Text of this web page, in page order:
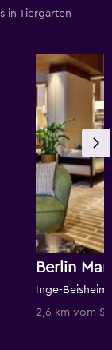
in Tiergarten
Berlin
Inge-
2,6 km vom